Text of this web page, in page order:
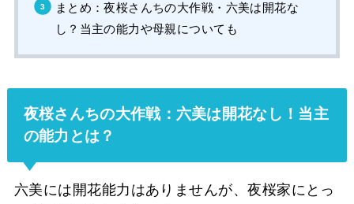
まとめ：夜桜さんちの大作戦・六美は開花な
し？当主の能力や母親についても
夜桜さんちの大作戦：六美は開花なし！当主
の能力とは？
六美には開花能力はありませんが、夜桜家にとっ